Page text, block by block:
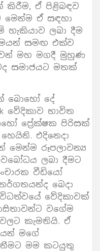
කිරීම, ඒ පිළිබඳව
මෙන්ම ඒ සඳහා
හැකියාව ලබා දීම
සමඟ එක්ව
මහ මගදී මුහුණ
සමාජයට මතක්
බොහෝ දේ
වේදිකාව භාවිත
ප්‍රේක්ෂක පිරිසක්
එදිනෙදා
මෙන්ම රූපලාවන්‍ය
ලබා දීමට
වීඩියෝ
බෙදා
වේදිකාවක්
වගේම
කැමතියි. ඒ
මගේ
මම කටයුතු